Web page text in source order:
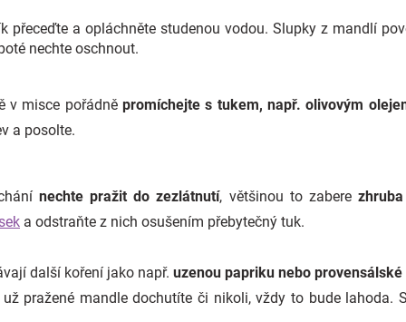
přeceďte a opláchněte studenou vodou. Slupky z mandlí
nechte oschnout.
v misce pořádně promíchejte s tukem, např. olivovým
a posolte.
nechte pražit do zezlátnutí, většinou to zabere
a odstraňte z nich osušením přebytečný tuk.
další koření jako např.uzenou papriku nebo
pražené mandle dochutíte či nikoli, vždy to bude lahoda.